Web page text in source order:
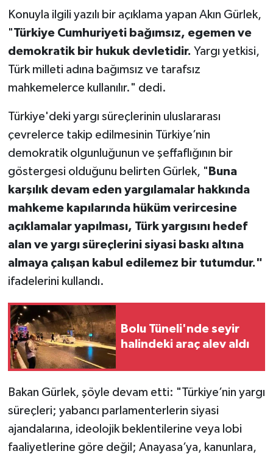
Konuyla ilgili yazılı bir açıklama yapan Akın Gürlek,
"Türkiye Cumhuriyeti bağımsız, egemen ve
demokratik bir hukuk devletidir. Yargı yetkisi,
Türk milleti adına bağımsız ve tarafsız
mahkemelerce kullanılır." dedi.
Türkiye'deki yargı süreçlerinin uluslararası
çevrelerce takip edilmesinin Türkiye’nin
demokratik olgunluğunun ve şeffaflığının bir
göstergesi olduğunu belirten Gürlek, " Buna
karşılık devam eden yargılamalar hakkında
mahkeme kapılarında hüküm verircesine
açıklamalar yapılması, Türk yargısını hedef
alan ve yargı süreçlerini siyasi baskı altına
almaya çalışan kabul edilemez bir tutumdur."
ifadelerini kullandı.
Bolu Tüneli'nde seyir
halindeki araç alev aldı
Bakan Gürlek, şöyle devam etti: "Türkiye’nin yargı
süreçleri; yabancı parlamenterlerin siyasi
ajandalarına, ideolojik beklentilerine veya lobi
faaliyetlerine göre değil; Anayasa’ya, kanunlara,